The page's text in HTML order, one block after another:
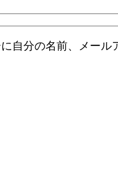
自分の名前、メール